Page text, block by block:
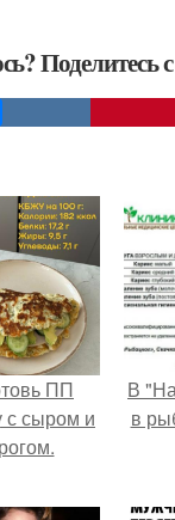
Поделитесь
ПП
с сыром и
В
в